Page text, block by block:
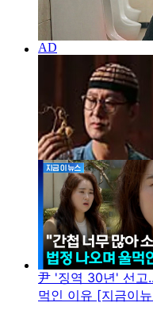
尹 '징역 30년' 선고
먹인 이유 [지금이